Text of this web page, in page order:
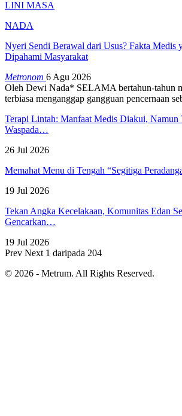
LINI MASA
NADA
Nyeri Sendi Berawal dari Usus? Fakta Medis
Dipahami Masyarakat
Metronom 6 Agu 2026
Oleh Dewi Nada* SELAMA bertahun-tahun
terbiasa menganggap gangguan pencernaan
Terapi Lintah: Manfaat Medis Diakui, Namun
Waspada…
26 Jul 2026
Memahat Menu di Tengah “Segitiga
19 Jul 2026
Tekan Angka Kecelakaan, Komunitas Edan
Gencarkan…
19 Jul 2026
Prev Next 1 daripada 204
© 2026 - Metrum. All Rights Reserved.